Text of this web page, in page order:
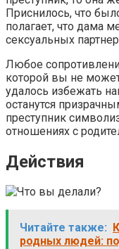
Приснилось, что
полагает, что дама
сексуальных
Любое
которой вы не
удалось избежать
останутся
преступник
отношениях с
Действия
Читайте также:
родных людей: